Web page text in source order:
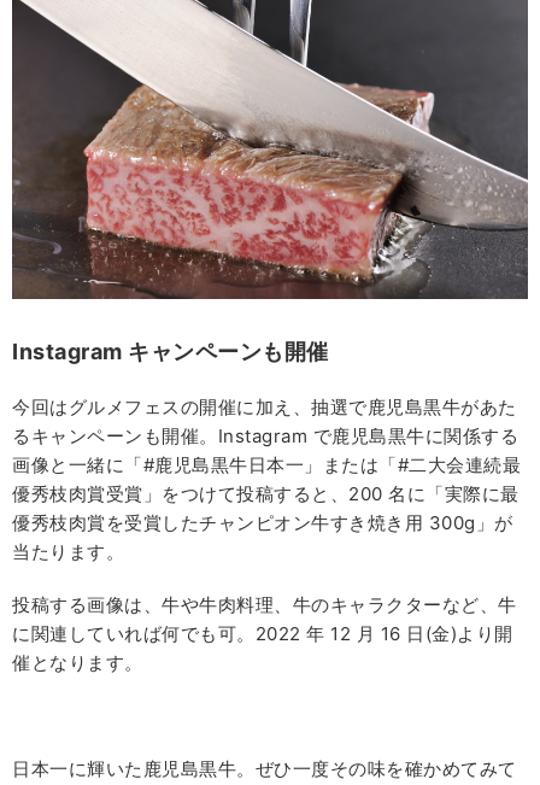
Instagram キャンペーンも開催
今回はグルメフェスの開催に加え、抽選で鹿児島黒牛があた
るキャンペーンも開催。Instagram で鹿児島黒牛に関係する
画像と一緒に「#鹿児島黒牛日本一」または「#二大会連続最
優秀枝肉賞受賞」をつけて投稿すると、200 名に「実際に最
優秀枝肉賞を受賞したチャンピオン牛すき焼き用 300g」が
当たります。
投稿する画像は、牛や牛肉料理、牛のキャラクターなど、牛
に関連していれば何でも可。2022 年 12 月 16 日(金)より開
催となります。
日本一に輝いた鹿児島黒牛。ぜひ一度その味を確かめてみて